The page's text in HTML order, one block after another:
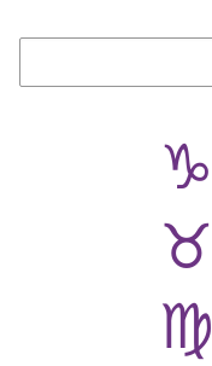
♑
♉
♍